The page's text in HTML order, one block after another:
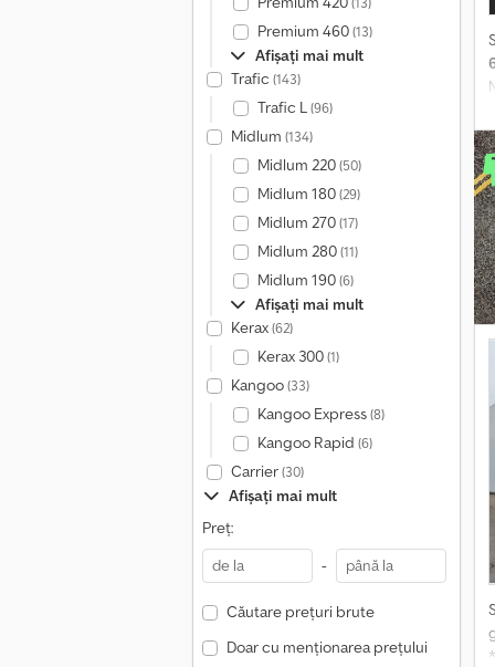
Premium 460(13)
Afișați mai mult
Trafic (143)
Trafic L(96)
Midlum (134)
Midlum 220(50)
Midlum 180(29)
Midlum 270(17)
Midlum 280(11)
Midlum 190(6)
Afișați mai mult
Kerax(62)
Kerax 300(1)
Kangoo(33)
Kangoo Express(8)
Kangoo Rapid (6)
Carrier(30)
Afișați mai mult
Preț:
-
Căutare prețuri brute
Doar cu menționarea prețului